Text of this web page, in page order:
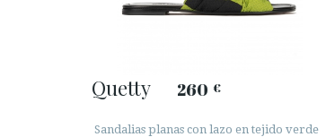
Quetty 260 €
Sandalias planas con lazo en tejido verde